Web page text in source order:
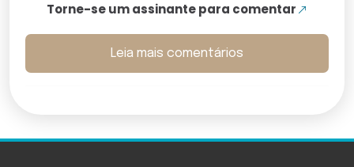
Torne-se um assinante para comentar
Leia mais comentários